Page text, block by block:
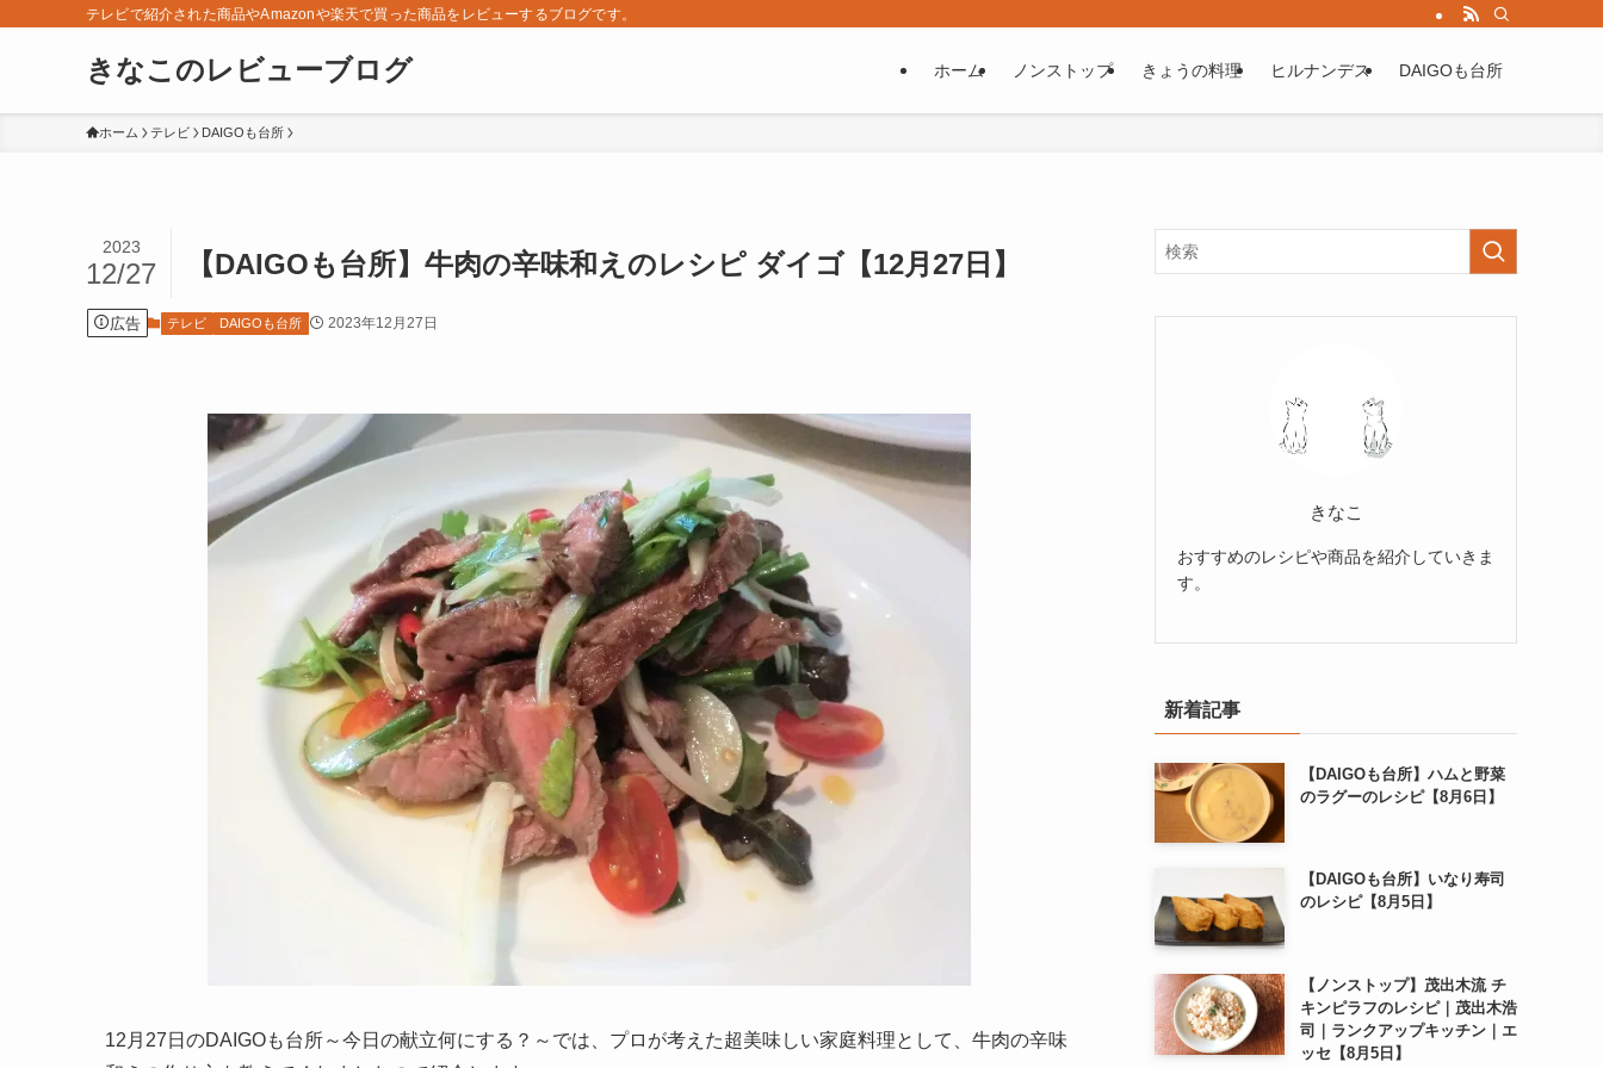
テレビで紹介された商品やAmazonや楽天で買った商品をレビューするブログです。
きなこのレビューブログ ホーム ノンストップ きょうの料理 ヒルナンデス DAIGOも台所
ホーム テレビ DAIGOも台所
【DAIGOも台所】牛肉の辛味和えのレシピ ダイゴ【12月27日】
2023
12/27
広告 テレビ DAIGOも台所 2023年12月27日
12月27日のDAIGOも台所～今日の献立何にする？～では、プロが考えた超美味しい家庭料理として、牛肉の辛味
きなこ
おすすめのレシピや商品を紹介していきま
す。
新着記事
【DAIGOも台所】ハムと野菜
のラグーのレシピ【8月6日】
【DAIGOも台所】いなり寿司
のレシピ【8月5日】
【ノンストップ】茂出木流 チ
キンピラフのレシピ｜茂出木浩
司｜ランクアップキッチン｜エ
ッセ【8月5日】